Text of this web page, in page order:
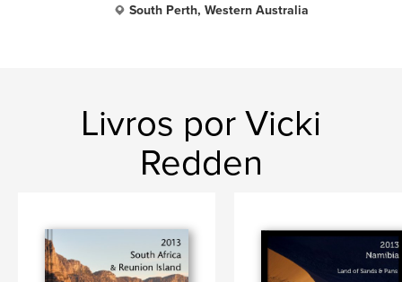
South Perth, Western Australia
Livros por Vicki
Redden